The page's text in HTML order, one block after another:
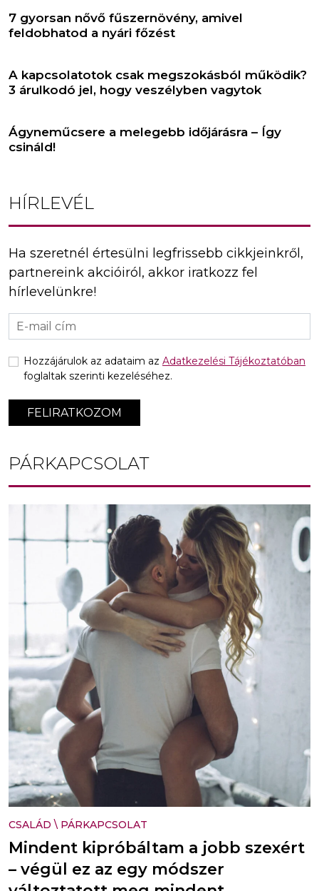
7 gyorsan nővő fűszernövény, amivel
feldobhatod a nyári főzést
A kapcsolatotok csak megszokásból működik?
3 árulkodó jel, hogy veszélyben vagytok
Ágyneműcsere a melegebb időjárásra – Így
csináld!
HÍRLEVÉL
Ha szeretnél értesülni legfrissebb cikkjeinkről,
partnereink akcióiról, akkor iratkozz fel
hírlevelünkre!
FELIRATKOZOM
Hozzájárulok az adataim az Adatkezelési Tájékoztatóban
foglaltak szerinti kezeléséhez.
PÁRKAPCSOLAT
CSALÁD \ PÁRKAPCSOLAT
Mindent kipróbáltam a jobb szexért
– végül ez az egy módszer